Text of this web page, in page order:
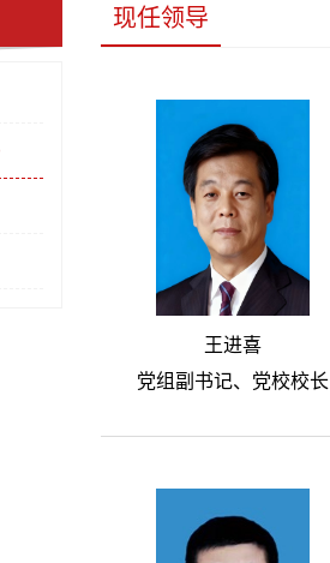
现任领导
王进喜
党组副书记、党校校长